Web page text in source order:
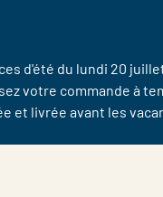
d'été du lundi 20
votre commande à
et livrée avant les